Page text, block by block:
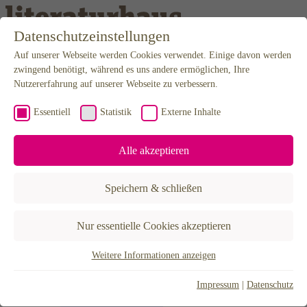
Weiter zum Inhalt
Programm
Kalender
Karten
Newsletter
Anfahrt
Mediathek
Projekte
Hannah Arendt Stipendium
Literatur in Niedersachsen
30X – Eine Stadt erzählen
Datenschutzeinstellungen
Auf unserer Webseite werden Cookies verwendet. Einige davon werden
zwingend benötigt, während es uns andere ermöglichen, Ihre
Nutzererfahrung auf unserer Webseite zu verbessern.
Essentiell Statistik Externe Inhalte
Alle akzeptieren
Speichern & schließen
Nur essentielle Cookies akzeptieren
Essentielle Cookies werden für grundlegende Funktionen der
Weitere Informationen anzeigen
Impressum Datenschutz